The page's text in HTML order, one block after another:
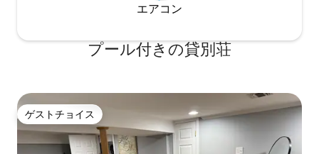
エアコン
プール付きの貸別荘
ゲストチョイス
ゲストチョイス